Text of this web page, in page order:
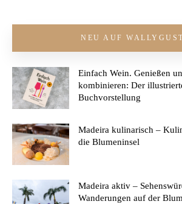
NEU AUF
Einfach Wein. Genießen
kombinieren: Der
Buchvorstellung
Madeira kulinarisch –
die Blumeninsel
Madeira aktiv –
Wanderungen auf der